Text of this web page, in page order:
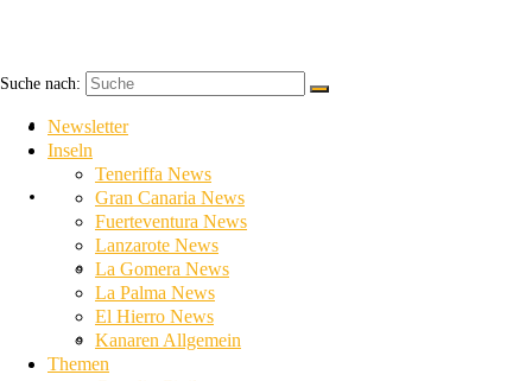
Newsletter
Inseln
Teneriffa News
Gran Canaria News
Suche nach:
Newsletter
Inseln
Teneriffa News
Gran Canaria News
Fuerteventura News
Lanzarote News
La Gomera News
La Palma News
El Hierro News
Kanaren Allgemein
Themen